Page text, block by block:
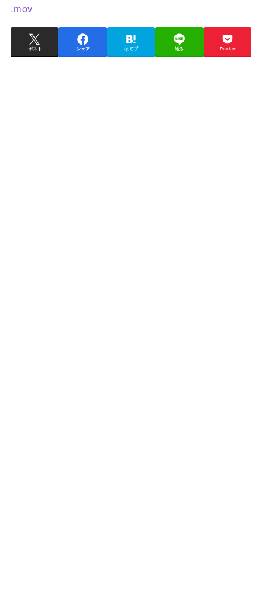
.mov
ポスト シェア はてブ 送る Pocket